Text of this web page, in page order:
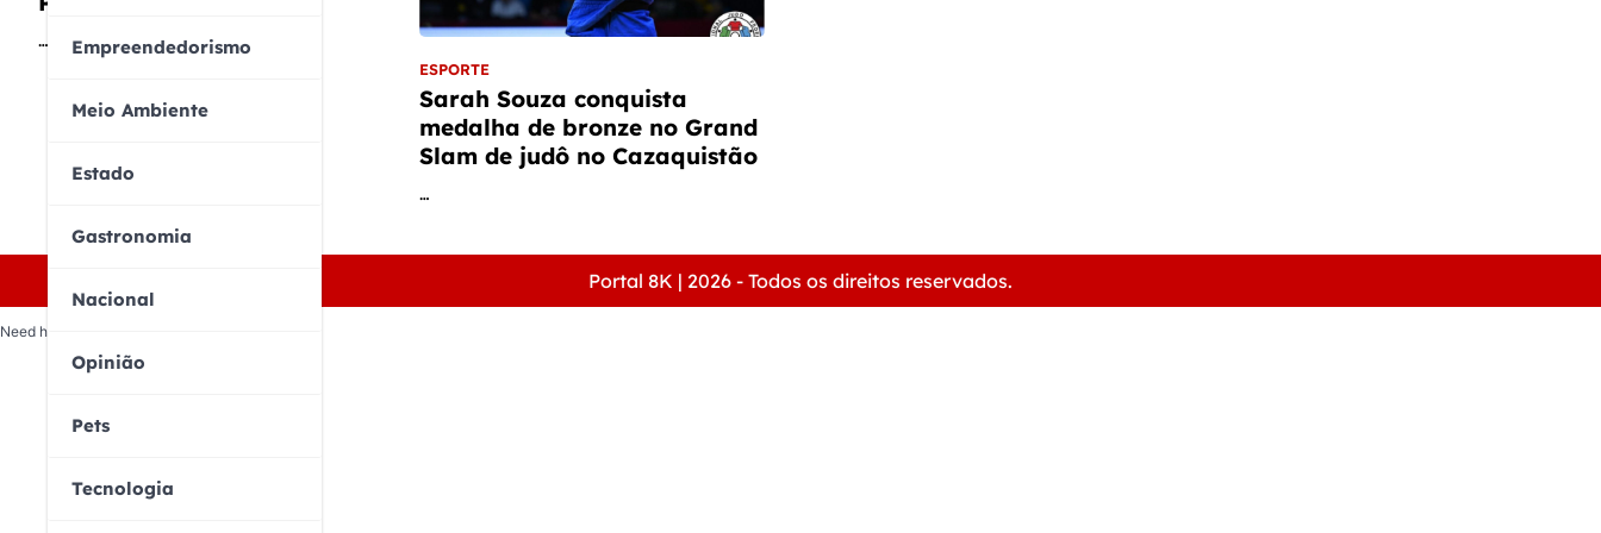
Empreendedorismo
Meio Ambiente
Estado
Gastronomia
Nacional
Opinião
Pets
Tecnologia
…
ESPORTE
Sarah Souza conquista
medalha de bronze no Grand
Slam de judô no Cazaquistão
…
Portal 8K | 2026 - Todos os direitos reservados.
Need help? Our team is just a message away